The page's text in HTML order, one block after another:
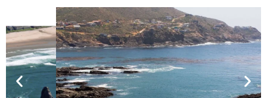
mariachi na żywo w Riviera del Pacifico.
Odwiedź najstarszą winiarnię w Baja
California i ciesz się piękną pogodą
podczas degustacji win wytwarzanych z
niemal starożytnych winorośli. Skosztuj
wyśmienitych dań pod parasolami na plaży
i ciesz się specjalnościami dnia od
lokalnych sprzedawców ulicznych. Jeśli
chcesz zobaczyć jeden z największych